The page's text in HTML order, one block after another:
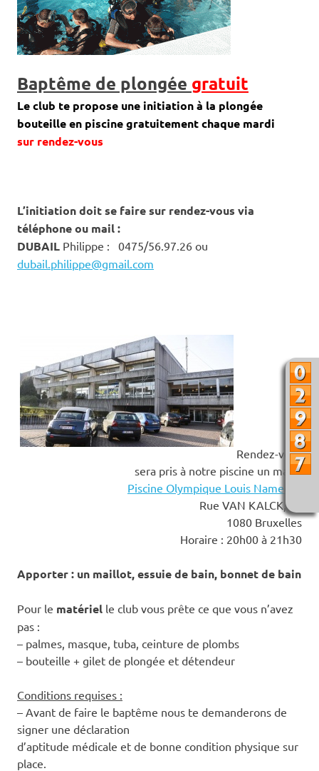
Baptême de plongée gratuit
Le club te propose une initiation à la plongée
bouteille en piscine gratuitement chaque mardi
sur rendez-vous
L’initiation doit se faire sur rendez-vous via
téléphone ou mail :
DUBAIL Philippe : 0475/56.97.26 ou
dubail.philippe@gmail.com
Rendez-vous
sera pris à notre piscine un mardi
Piscine Olympique Louis Nameche
Rue VAN KALCK, 93
1080 Bruxelles
Horaire : 20h00 à 21h30
Apporter : un maillot, essuie de bain, bonnet de bain
Pour le matériel le club vous prête ce que vous n’avez
pas :
– palmes, masque, tuba, ceinture de plombs
– bouteille + gilet de plongée et détendeur
Conditions requises :
– Avant de faire le baptême nous te demanderons de
signer une déclaration
d’aptitude médicale et de bonne condition physique sur
place.